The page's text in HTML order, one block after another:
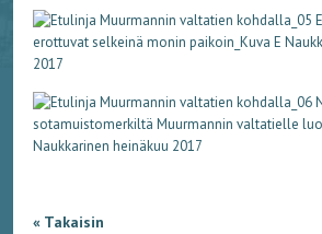
« Takaisin